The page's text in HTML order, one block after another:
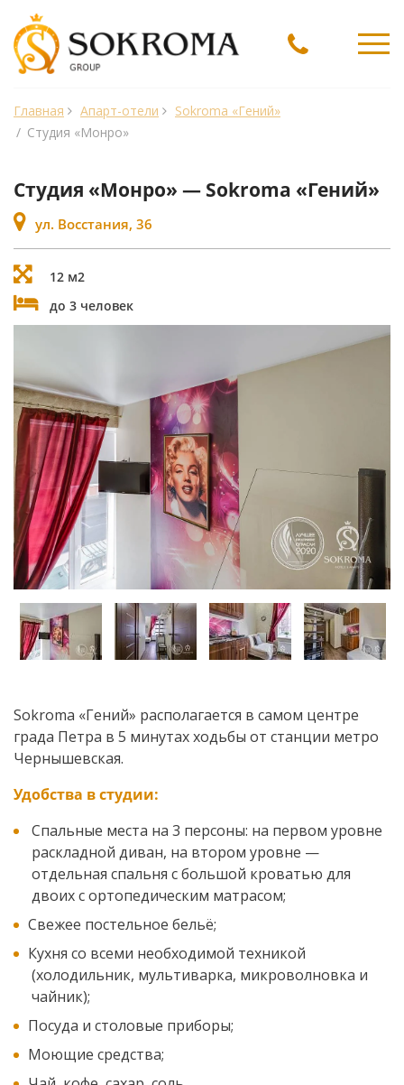
Главная Апарт-отели
Sokroma «Гений»
/ Студия «Монро»
Студия «Монро» — Sokroma «Гений»
ул. Восстания, 36
12 м2
до 3 человек
Sokroma «Гений» располагается в самом центре
града Петра в 5 минутах ходьбы от станции метро
Чернышевская.
Удобства в студии:
Спальные места на 3 персоны: на первом уровне
раскладной диван, на втором уровне —
отдельная спальня с большой кроватью для
двоих с ортопедическим матрасом;
Свежее постельное бельё;
Кухня со всеми необходимой техникой
(холодильник, мультиварка, микроволновка и
чайник);
Посуда и столовые приборы;
Моющие средства;